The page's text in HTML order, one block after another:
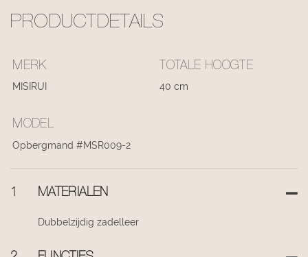
PRODUCTDETAILS
MERK
MISIRUI
TOTALE HOOGTE
40 cm
MODEL
Opbergmand #MSR009-2
1 MATERIALEN
Dubbelzijdig zadelleer